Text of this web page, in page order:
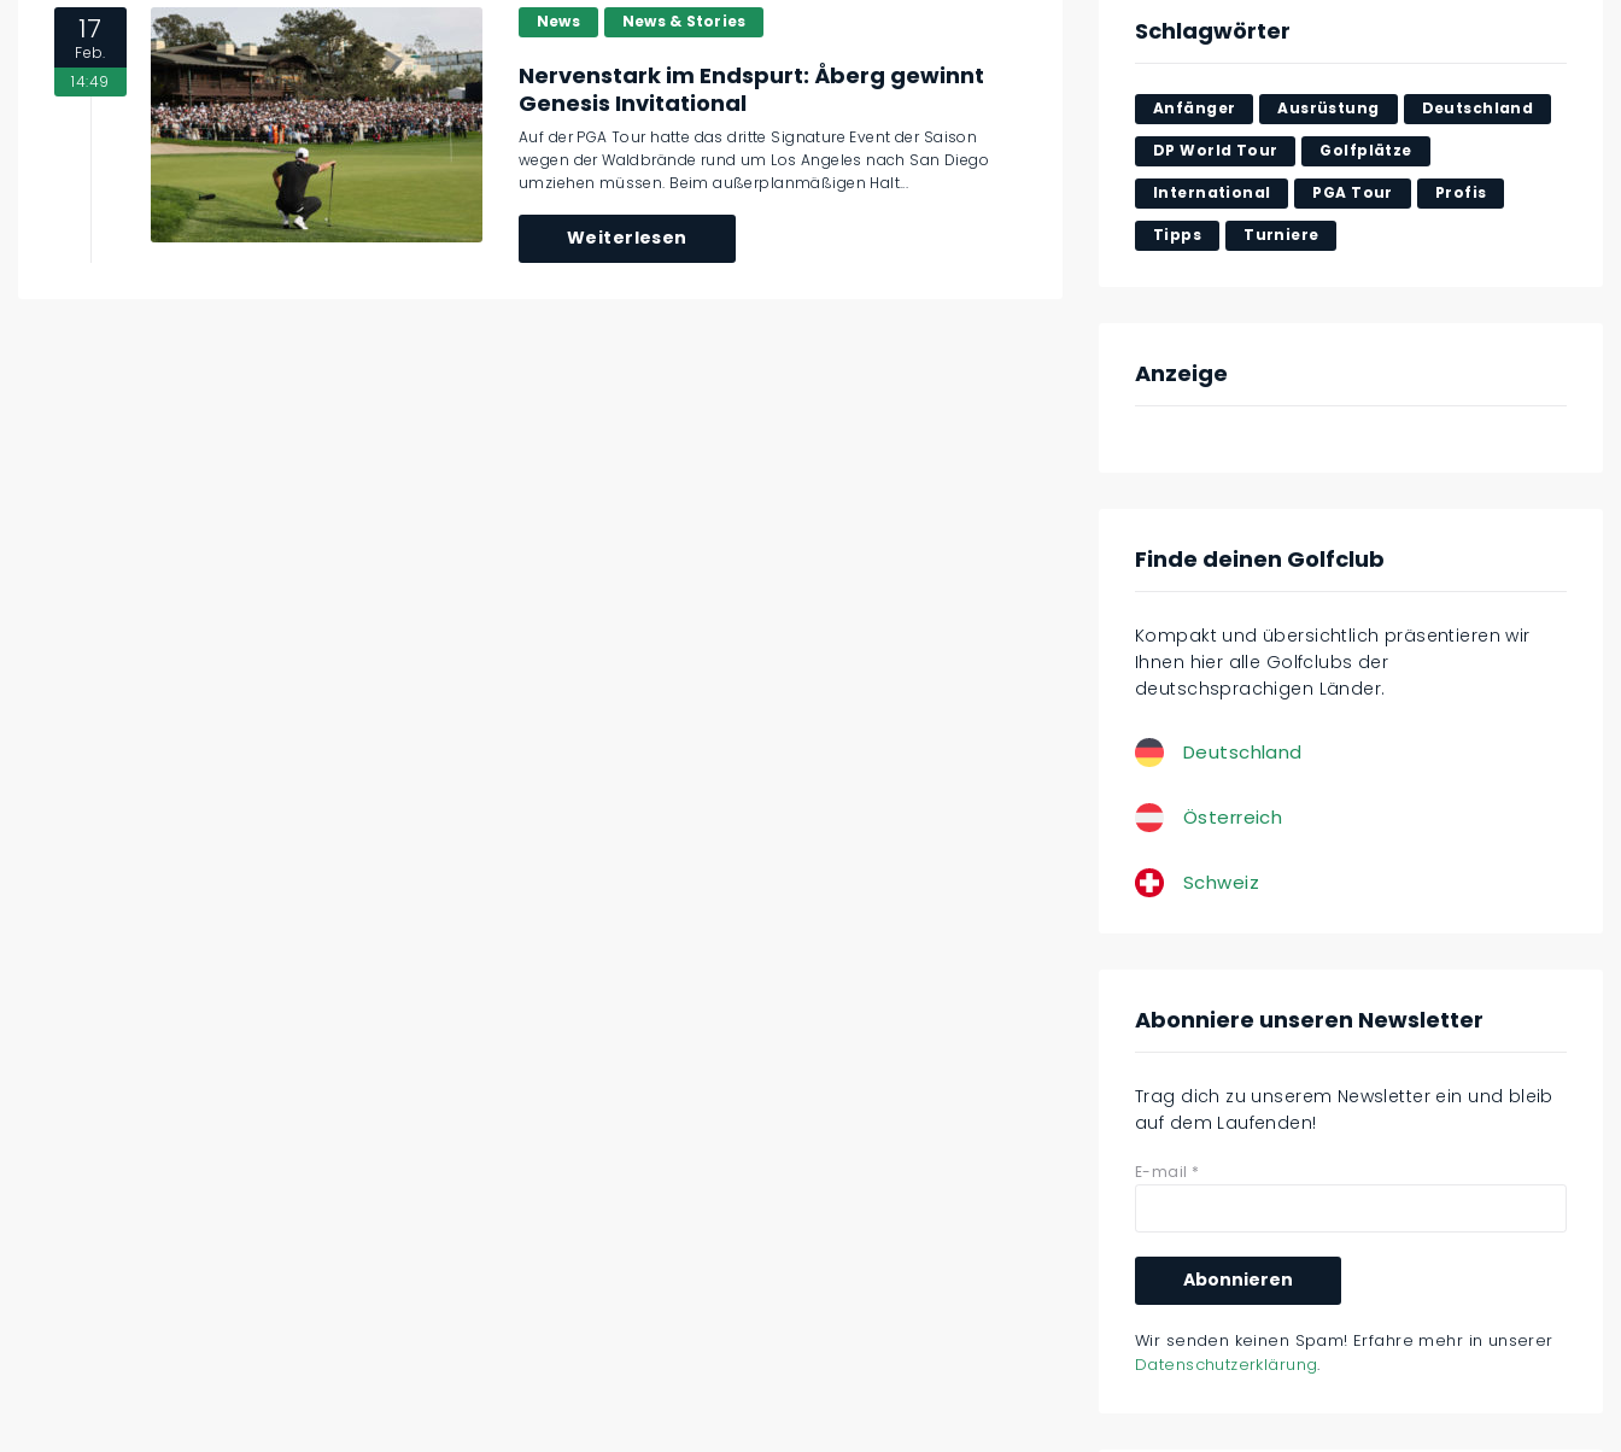
17
Feb.
14:49
News News & Stories
Nervenstark im Endspurt: Åberg gewinnt
Genesis Invitational
Auf der PGA Tour hatte das dritte Signature Event der Saison
wegen der Waldbrände rund um Los Angeles nach San Diego
umziehen müssen. Beim außerplanmäßigen Halt...
Weiterlesen
Schlagwörter
Anfänger Ausrüstung Deutschland
DP World Tour Golfplätze
International PGA Tour Profis
Tipps Turniere
Anzeige
Finde deinen Golfclub
Kompakt und übersichtlich präsentieren wir
Ihnen hier alle Golfclubs der
deutschsprachigen Länder.
Deutschland
Österreich
Schweiz
Abonniere unseren Newsletter
Trag dich zu unserem Newsletter ein und bleib
auf dem Laufenden!
E-mail *
Wir senden keinen Spam! Erfahre mehr in unserer
Datenschutzerklärung.